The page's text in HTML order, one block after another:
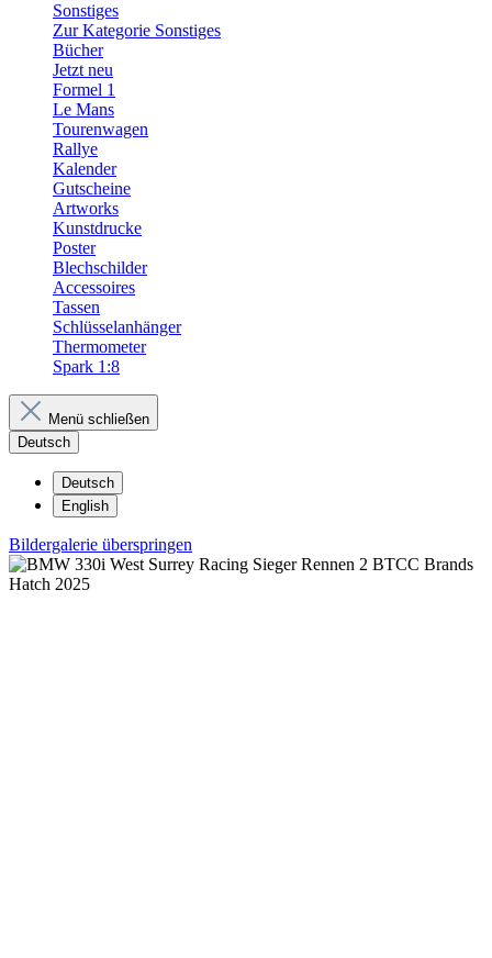
Sonstiges
Zur Kategorie Sonstiges
Bücher
Jetzt neu
Formel 1
Le Mans
Tourenwagen
Rallye
Kalender
Gutscheine
Artworks
Kunstdrucke
Poster
Blechschilder
Accessoires
Tassen
Schlüsselanhänger
Thermometer
Spark 1:8
Menü schließen
Deutsch
Deutsch
English
Bildergalerie überspringen